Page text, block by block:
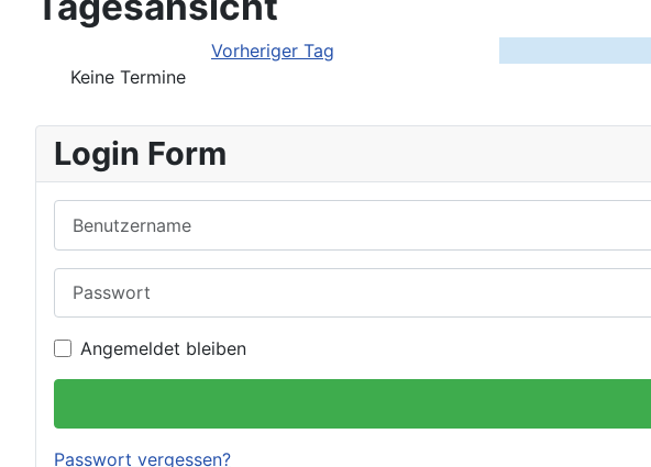
Vorheriger Tag
Keine Termine
Login Form
Angemeldet bleiben
Passwort vergessen?